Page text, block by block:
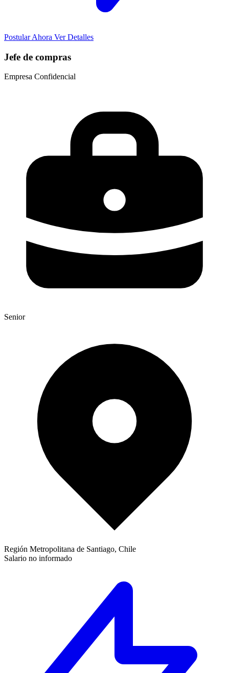
Postular Ahora Ver Detalles
Jefe de compras
Empresa Confidencial
Senior
Región Metropolitana de Santiago, Chile
Salario no informado